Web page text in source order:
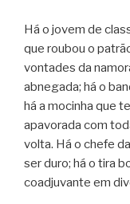
Há o jovem de
que roubou o
vontades da
abnegada; há o
há a mocinha que
apavorada com
volta. Há o chefe
ser duro; há o tira
coadjuvante em